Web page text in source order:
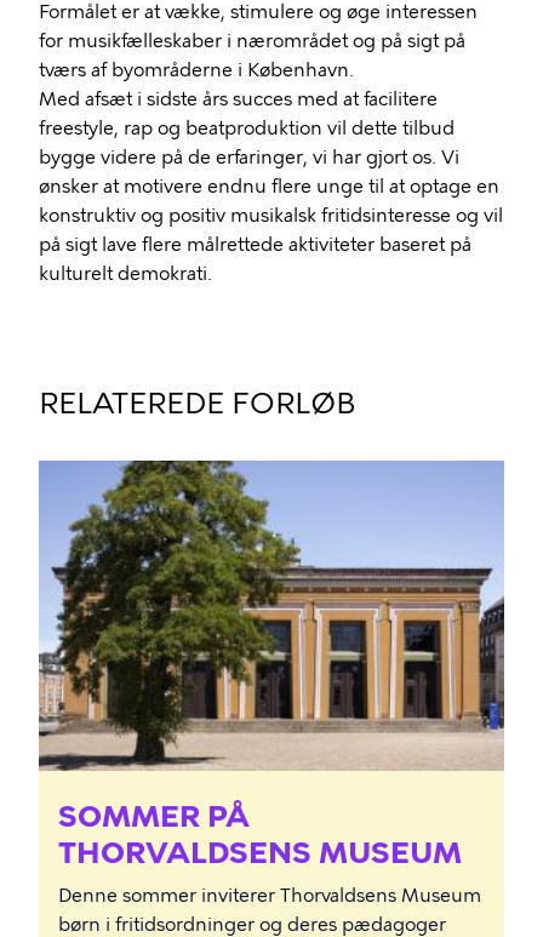
Formålet er at vække, stimulere og øge interessen
for musikfælleskaber i nærområdet og på sigt på
tværs af byområderne i København.
Med afsæt i sidste års succes med at facilitere
freestyle, rap og beatproduktion vil dette tilbud
bygge videre på de erfaringer, vi har gjort os. Vi
ønsker at motivere endnu flere unge til at optage en
konstruktiv og positiv musikalsk fritidsinteresse og vil
på sigt lave flere målrettede aktiviteter baseret på
kulturelt demokrati.
RELATEREDE FORLØB
BILLEDE
SOMMER PÅ
THORVALDSENS MUSEUM
Denne sommer inviterer Thorvaldsens Museum
børn i fritidsordninger og deres pædagoger